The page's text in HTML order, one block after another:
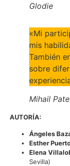
Glodie
«Mi
mis
También
sobre
Mihail
AUTORÍA:
Ángeles
Esther
Elena
Sevilla)